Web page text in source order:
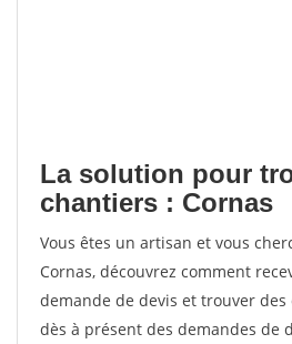
La solution pour
chantiers : Cornas
Vous êtes un artisan et vous
Cornas, découvrez comment
demande de devis et trouver des
dès à présent des demandes de